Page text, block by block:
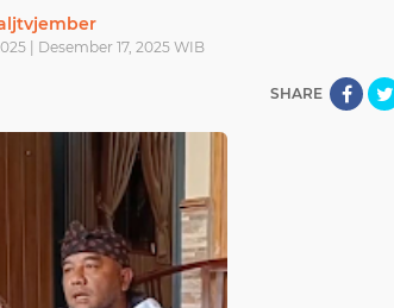
| Desember 17, 2025 WIB
SHARE